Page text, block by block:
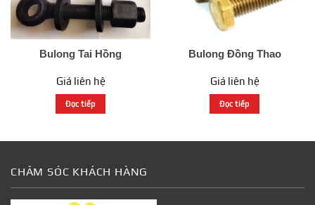
Bulong Tai Hồng
Giá liên hệ
Đọc tiếp
Bulong Đồng Thao
Giá liên hệ
Đọc tiếp
CHĂM SÓC KHÁCH HÀNG